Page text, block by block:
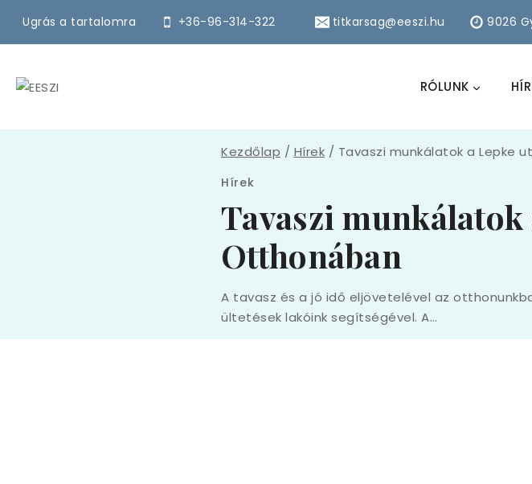
Ugrás a tartalomra +36-96-314-322 titkarsag@eeszi.hu 9026
RÓLUNK
Kezdőlap / Hírek / Tavaszi munkálatok a Lepke
Hírek
Tavaszi munkálatok
Otthonában
A tavasz és a jó idő eljövetelével az
ültetések lakóink segítségével. A…